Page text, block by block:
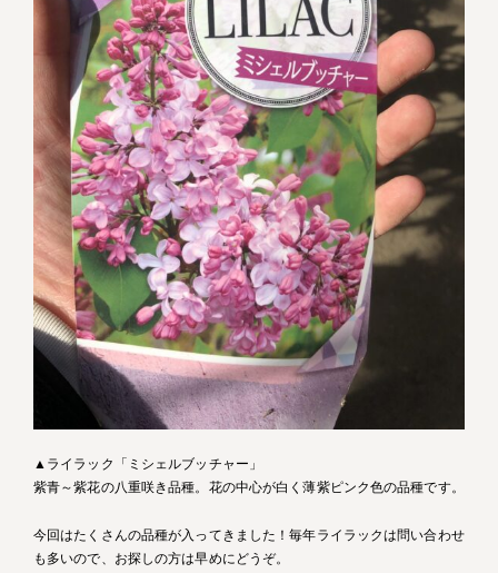
▲ライラック「ミシェルブッチャー」
紫青～紫花の八重咲き品種。花の中心が白く薄紫ピンク色の品種です。
今回はたくさんの品種が入ってきました！毎年ライラックは問い合わせ
も多いので、お探しの方は早めにどうぞ。